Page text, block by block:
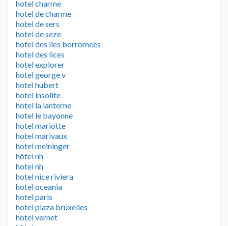
hotel charme
hotel de charme
hotel de sers
hotel de seze
hotel des iles borromees
hotel des lices
hotel explorer
hotel george v
hotel hubert
hotel insolite
hotel la lanterne
hotel le bayonne
hotel mariotte
hotel marivaux
hotel meininger
hôtel nh
hotel nh
hotel nice riviera
hotel oceania
hotel paris
hotel plaza bruxelles
hotel vernet